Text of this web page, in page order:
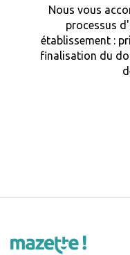
Nous vous
processus
établissement :
finalisation du